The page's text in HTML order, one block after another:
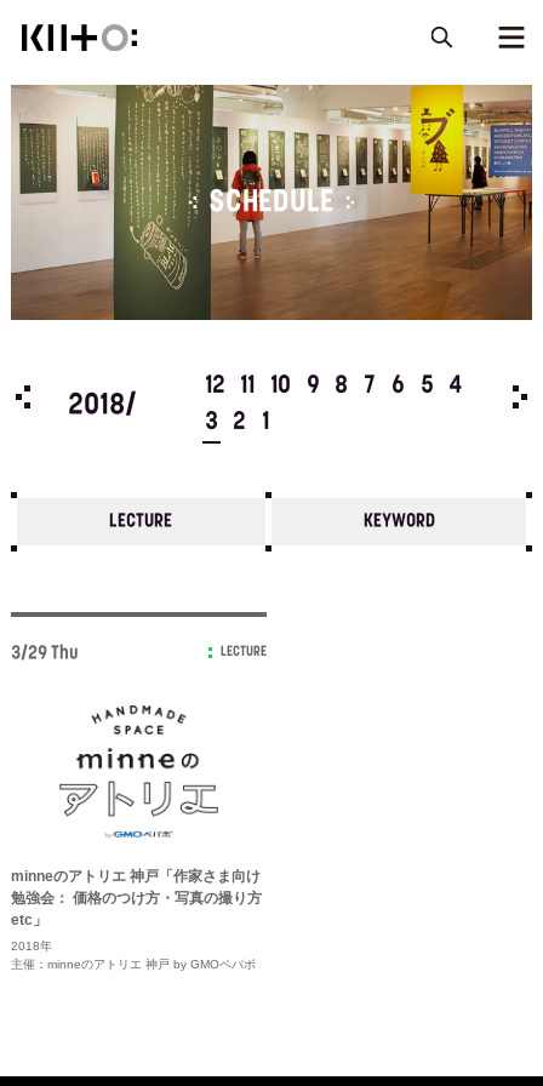
SCHEDULE
4
2018/
12 11 10 9 8 7 6 5
4
3
2 1
LECTURE KEYWORD
3/29 Thu LECTURE
minneのアトリエ 神戸「作家さま向け
勉強会： 価格のつけ方・写真の撮り方
etc」
2018年
主催：minneのアトリエ 神戸 by GMOペパボ